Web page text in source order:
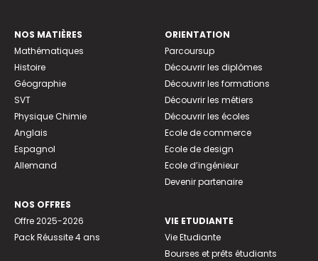
NOS MATIÈRES
Mathématiques
Histoire
Géographie
SVT
Physique Chimie
Anglais
Espagnol
Allemand
NOS OFFRES
Offre 2025-2026
Pack Réussite 4 ans
ORIENTATION
Parcoursup
Découvrir les diplômes
Découvrir les formations
Découvrir les métiers
Découvrir les écoles
Ecole de commerce
Ecole de design
Ecole d’ingénieur
Devenir partenaire
VIE ETUDIANTE
Vie Etudiante
Bourses et prêts étudiants